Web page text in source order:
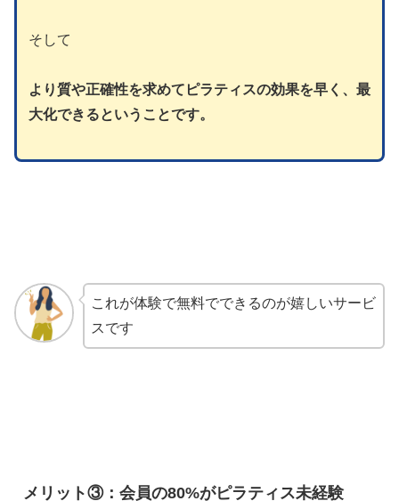
そして
より質や正確性を求めてピラティスの効果を早く、最
大化できるということです。
これが体験で無料でできるのが嬉しいサービ
スです
メリット③：会員の80%がピラティス未経験